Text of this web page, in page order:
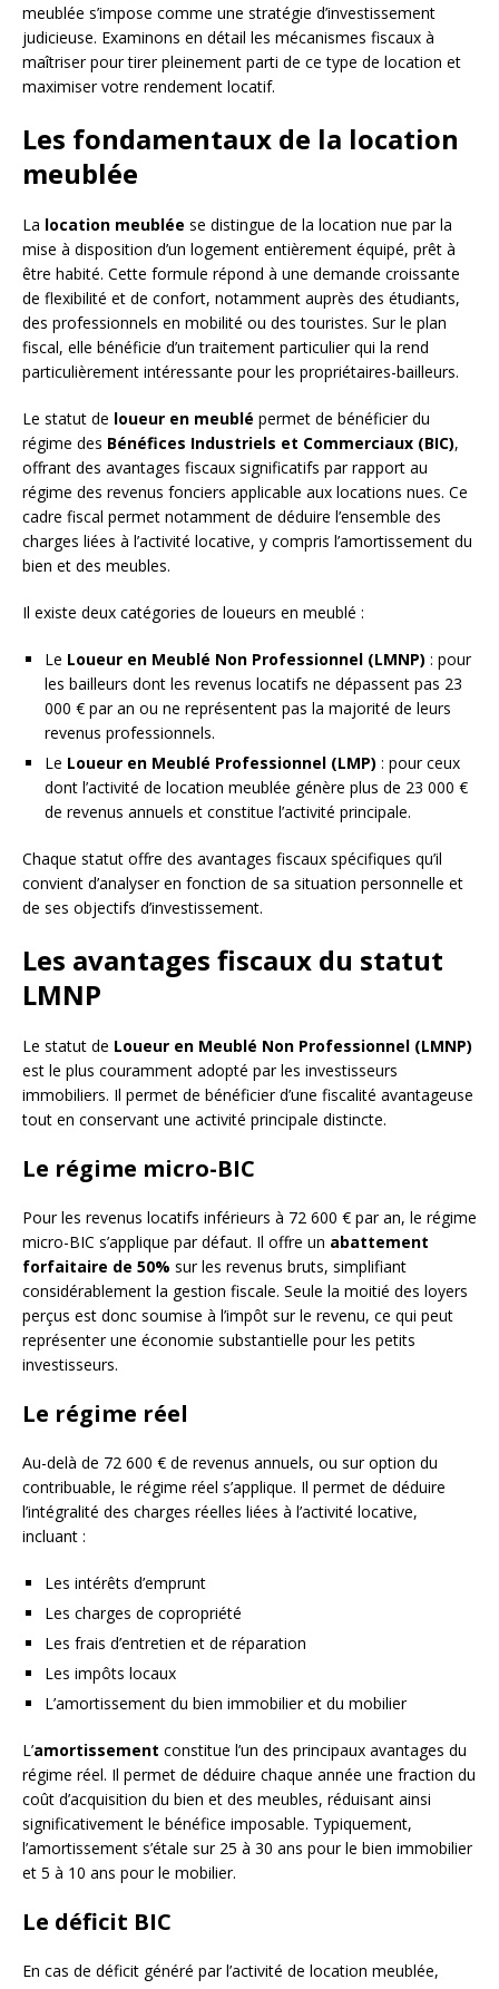
meublée s’impose comme une stratégie d’investissement
judicieuse. Examinons en détail les mécanismes fiscaux à
maîtriser pour tirer pleinement parti de ce type de location et
maximiser votre rendement locatif.
Les fondamentaux de la location
meublée
La location meublée se distingue de la location nue par la
mise à disposition d’un logement entièrement équipé, prêt à
être habité. Cette formule répond à une demande croissante
de flexibilité et de confort, notamment auprès des étudiants,
des professionnels en mobilité ou des touristes. Sur le plan
fiscal, elle bénéficie d’un traitement particulier qui la rend
particulièrement intéressante pour les propriétaires-bailleurs.
Le statut de loueur en meublé permet de bénéficier du
régime des Bénéfices Industriels et Commerciaux (BIC),
offrant des avantages fiscaux significatifs par rapport au
régime des revenus fonciers applicable aux locations nues. Ce
cadre fiscal permet notamment de déduire l’ensemble des
charges liées à l’activité locative, y compris l’amortissement du
bien et des meubles.
Il existe deux catégories de loueurs en meublé :
Le Loueur en Meublé Non Professionnel (LMNP) : pour
les bailleurs dont les revenus locatifs ne dépassent pas 23
000 € par an ou ne représentent pas la majorité de leurs
revenus professionnels.
Le Loueur en Meublé Professionnel (LMP) : pour ceux
dont l’activité de location meublée génère plus de 23 000 €
de revenus annuels et constitue l’activité principale.
Chaque statut offre des avantages fiscaux spécifiques qu’il
convient d’analyser en fonction de sa situation personnelle et
de ses objectifs d’investissement.
Les avantages fiscaux du statut
LMNP
Le statut de Loueur en Meublé Non Professionnel (LMNP)
est le plus couramment adopté par les investisseurs
immobiliers. Il permet de bénéficier d’une fiscalité avantageuse
tout en conservant une activité principale distincte.
Le régime micro-BIC
Pour les revenus locatifs inférieurs à 72 600 € par an, le régime
micro-BIC s’applique par défaut. Il offre un abattement
forfaitaire de 50% sur les revenus bruts, simplifiant
considérablement la gestion fiscale. Seule la moitié des loyers
perçus est donc soumise à l’impôt sur le revenu, ce qui peut
représenter une économie substantielle pour les petits
investisseurs.
Le régime réel
Au-delà de 72 600 € de revenus annuels, ou sur option du
contribuable, le régime réel s’applique. Il permet de déduire
l’intégralité des charges réelles liées à l’activité locative,
incluant :
Les intérêts d’emprunt
Les charges de copropriété
Les frais d’entretien et de réparation
Les impôts locaux
L’amortissement du bien immobilier et du mobilier
L’amortissement constitue l’un des principaux avantages du
régime réel. Il permet de déduire chaque année une fraction du
coût d’acquisition du bien et des meubles, réduisant ainsi
significativement le bénéfice imposable. Typiquement,
l’amortissement s’étale sur 25 à 30 ans pour le bien immobilier
et 5 à 10 ans pour le mobilier.
Le déficit BIC
En cas de déficit généré par l’activité de location meublée,